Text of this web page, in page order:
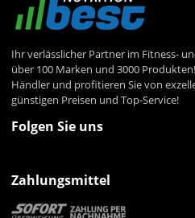
Ihr verlässlicher Partner im Fitness-
über 100 Marken und 3000
Händler und profitieren Sie von
günstigen Preisen und Top-Service!
Folgen Sie uns
Zahlungsmittel